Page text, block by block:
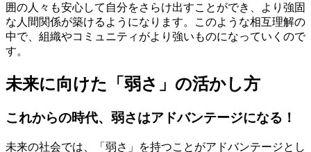
囲の人々も安心して自分をさらけ出すことができ、より強固
な人間関係が築けるようになります。このような相互理解の
中で、組織やコミュニティがより強いものになっていくので
す。
未来に向けた「弱さ」の活かし方
これからの時代、弱さはアドバンテージになる！
未来の社会では、「弱さ」を持つことがアドバンテージとし